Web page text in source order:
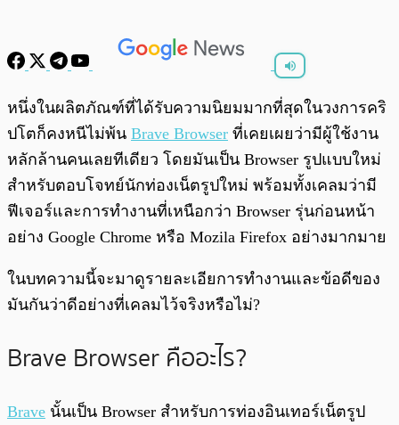
พร้อมเล่น 0:00
หนึ่งในผลิตภัณฑ์ที่ได้รับความนิยมมากที่สุดในวงการคริ
ปโตก็คงหนีไม่พ้น Brave Browser ที่เคยเผยว่ามีผู้ใช้งาน
หลักล้านคนเลยทีเดียว โดยมันเป็น Browser รูปแบบใหม่
สำหรับตอบโจทย์นักท่องเน็ตรูปใหม่ พร้อมทั้งเคลมว่ามี
ฟีเจอร์และการทำงานที่เหนือกว่า Browser รุ่นก่อนหน้า
อย่าง Google Chrome หรือ Mozila Firefox อย่างมากมาย
ในบทความนี้จะมาดูรายละเอียการทำงานและข้อดีของ
มันกันว่าดีอย่างที่เคลมไว้จริงหรือไม่?
Brave Browser คืออะไร?
Brave นั้นเป็น Browser สำหรับการท่องอินเทอร์เน็ตรูป